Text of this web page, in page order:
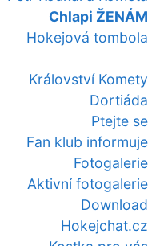
Chlapi ŽENÁM
Hokejová tombola
Království Komety
Dortiáda
Ptejte se
Fan klub informuje
Fotogalerie
Aktivní fotogalerie
Download
Hokejchat.cz